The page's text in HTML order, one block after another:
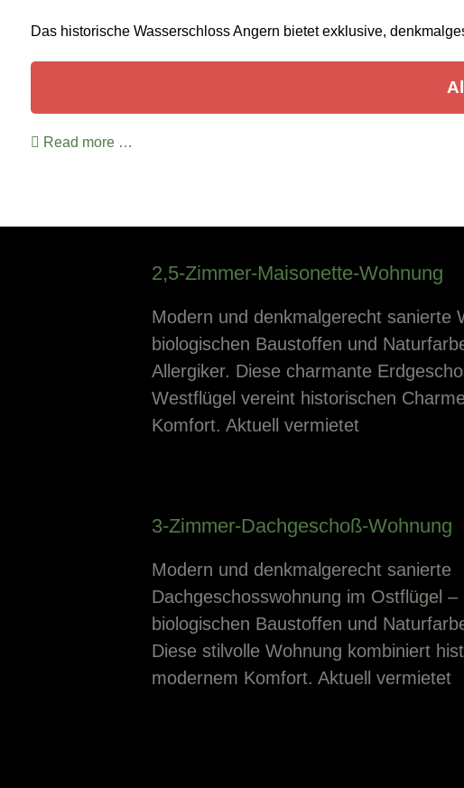
Das historische Wasserschloss Angern bietet exklusive,
Read more …
2,5-Zimmer-Maisonette-Wohnung
Modern und denkmalgerecht sanierte
biologischen Baustoffen und
Allergiker. Diese charmante
Westflügel vereint historischen
Komfort. Aktuell vermietet
3-Zimmer-Dachgeschoß-Wohnung
Modern und denkmalgerecht sanierte
Dachgeschosswohnung im Ostflügel
biologischen Baustoffen und
Diese stilvolle Wohnung kombiniert
modernem Komfort. Aktuell vermietet